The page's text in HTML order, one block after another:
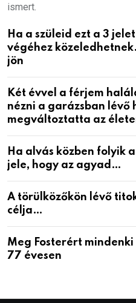
ismert.
Ha a szüleid ezt a 3
végéhez
jön
Két évvel a férjem
nézni a garázsban
megváltoztatta az
Ha alvás közben folyik
jele, hogy az agyad…
A törülközőkön lévő
célja…
Meg Fosterért
77 évesen